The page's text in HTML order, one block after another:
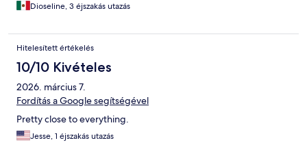
Dioseline, 3 éjszakás utazás
Hitelesített értékelés
10/10 Kivételes
2026. március 7.
Fordítás a Google segítségével
Pretty close to everything.
Jesse, 1 éjszakás utazás